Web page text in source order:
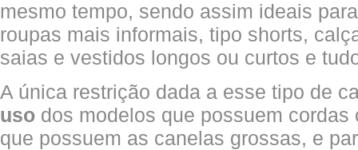
mesmo tempo, sendo assim ideais
roupas mais informais, tipo shorts,
saias e vestidos longos ou curtos e
A única restrição dada a esse tipo de
uso dos modelos que possuem cordas
que possuem as canelas grossas, e